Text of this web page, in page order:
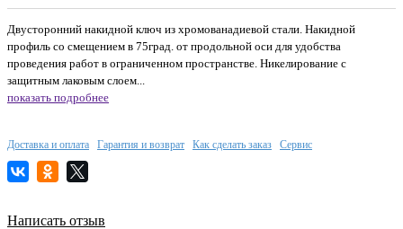
Двусторонний накидной ключ из хромованадиевой стали. Накидной
профиль со смещением в 75град. от продольной оси для удобства
проведения работ в ограниченном пространстве. Никелирование с
защитным лаковым слоем...
показать подробнее
Доставка и оплата Гарантия и возврат Как сделать заказ Сервис
Написать отзыв